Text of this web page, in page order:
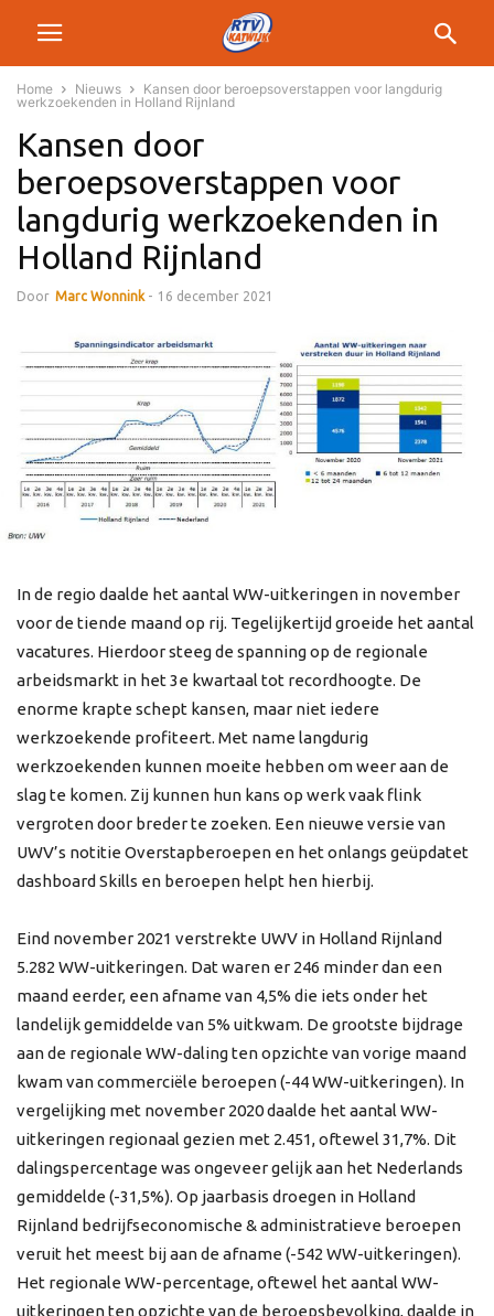
Home Nieuws
Kansen door beroepsoverstappen voor langdurig
werkzoekenden in Holland Rijnland
Kansen door
beroepsoverstappen voor
langdurig werkzoekenden in
Holland Rijnland
Door Marc Wonnink - 16 december 2021
In de regio daalde het aantal WW-uitkeringen in november
voor de tiende maand op rij. Tegelijkertijd groeide het aantal
vacatures. Hierdoor steeg de spanning op de regionale
arbeidsmarkt in het 3e kwartaal tot recordhoogte. De
enorme krapte schept kansen, maar niet iedere
werkzoekende profiteert. Met name langdurig
werkzoekenden kunnen moeite hebben om weer aan de
slag te komen. Zij kunnen hun kans op werk vaak flink
vergroten door breder te zoeken. Een nieuwe versie van
UWV’s notitie Overstapberoepen en het onlangs geüpdatet
dashboard Skills en beroepen helpt hen hierbij.
Eind november 2021 verstrekte UWV in Holland Rijnland
5.282 WW-uitkeringen. Dat waren er 246 minder dan een
maand eerder, een afname van 4,5% die iets onder het
landelijk gemiddelde van 5% uitkwam. De grootste bijdrage
aan de regionale WW-daling ten opzichte van vorige maand
kwam van commerciële beroepen (-44 WW-uitkeringen). In
vergelijking met november 2020 daalde het aantal WW-
uitkeringen regionaal gezien met 2.451, oftewel 31,7%. Dit
dalingspercentage was ongeveer gelijk aan het Nederlands
gemiddelde (-31,5%). Op jaarbasis droegen in Holland
Rijnland bedrijfseconomische & administratieve beroepen
veruit het meest bij aan de afname (-542 WW-uitkeringen).
Het regionale WW-percentage, oftewel het aantal WW-
uitkeringen ten opzichte van de beroepsbevolking, daalde in